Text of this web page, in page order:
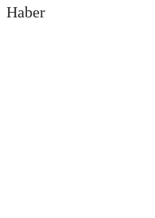
Haber